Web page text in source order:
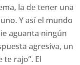
la de tener una
Y así el mundo
aguanta ningún
agresiva, un
rajo”. El